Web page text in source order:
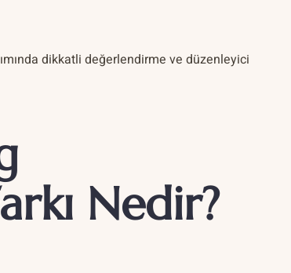
dikkatli değerlendirme ve düzenleyici
Nedir?